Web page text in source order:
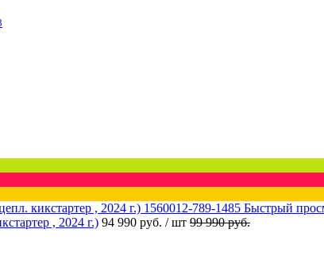
Быстрый
, 2024 г.) 94 990 руб. / шт 99 990 руб.